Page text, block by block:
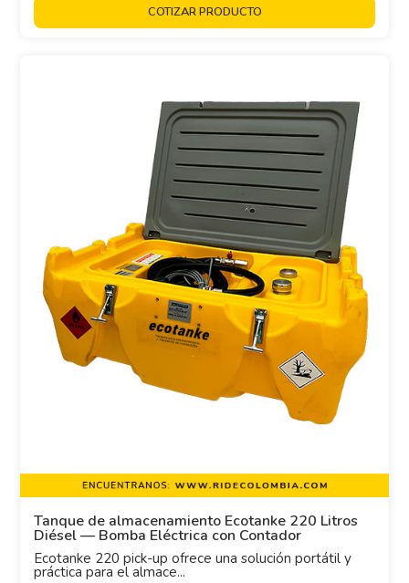
COTIZAR PRODUCTO
Tanque de almacenamiento Ecotanke 220 Litros
Diésel — Bomba Eléctrica con Contador
Ecotanke 220 pick-up ofrece una solución portátil y
práctica para el almace...